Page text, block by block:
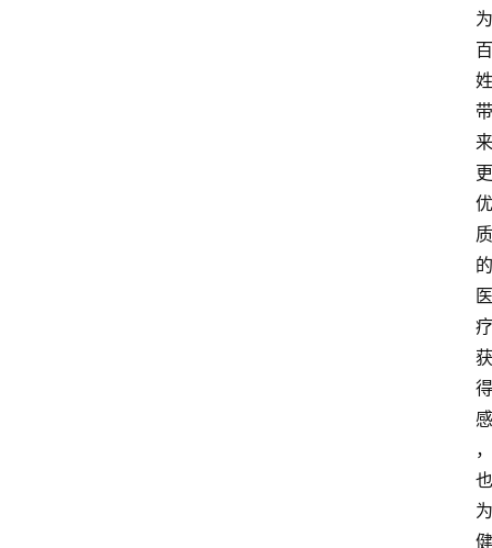
为
百
姓
带
来
更
优
质
的
医
疗
获
得
感
，
也
为
健